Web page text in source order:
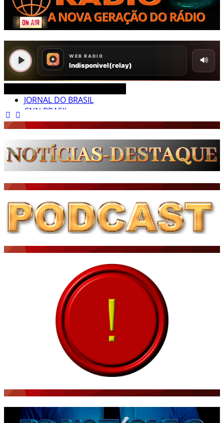
JORNAL DO BRASIL
CNN BRASIL
CBN GLOBO
RÁDIO AGÊNCIA
NOTÍCIAS AO MINUTO
ACONTECEU...VIROU MANCHETE!
BLOGS & COLUNAS
PODCAST - PONTO DE VISTA
BRASIL DE FATO - ÚLTIMAS NOTÍCIAS
NOTÍCIAS DESTAQUE DO DIA
BRASIL NOTÍCIAS
ÚLTIMAS NOTÍCIAS
NOTÍCIAS TAMBÉM NA TELA
BRASIL MUNDO AO VIVO
O MUNDO É NOTÍCIA